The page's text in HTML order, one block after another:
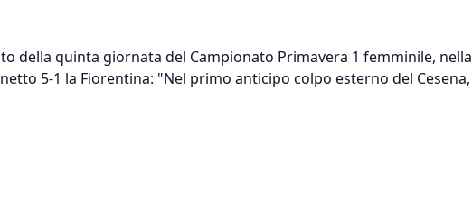
della quinta giornata del Campionato Primavera 1 femminile, nella
5-1 la Fiorentina: "Nel primo anticipo colpo esterno del Cesena,